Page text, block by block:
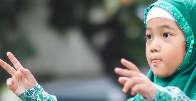
SMAIA 33 Jatimakmur